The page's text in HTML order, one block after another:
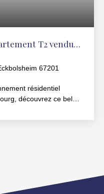
T2 vendu
67201
résidentiel
découvrez ce bel
années 1990 bien
pièces. Ses volumes